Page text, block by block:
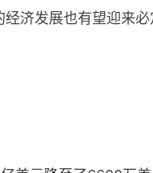
济发展也有望迎来